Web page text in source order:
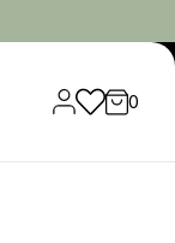
0